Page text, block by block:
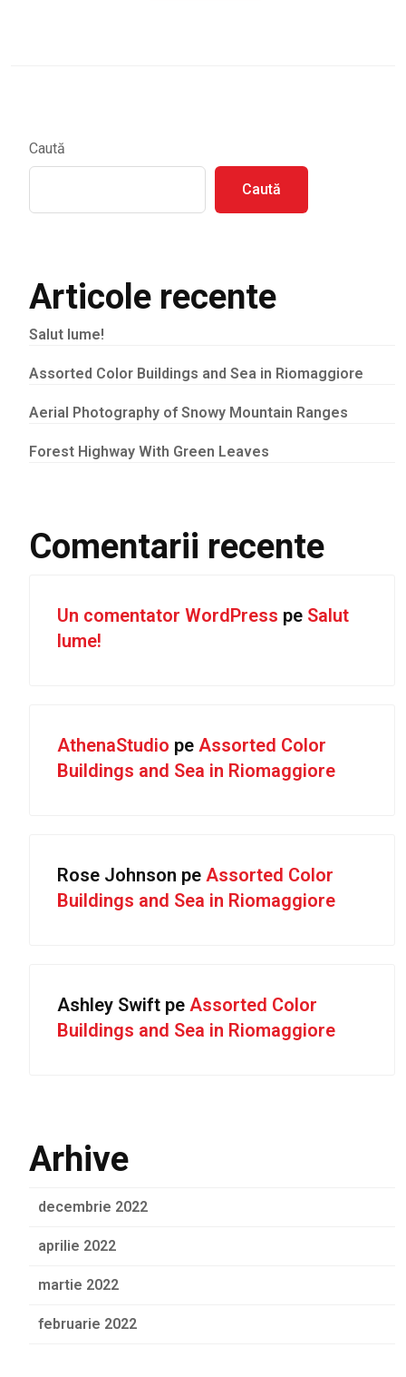
Caută
Caută
Articole recente
Salut lume!
Assorted Color Buildings and Sea in Riomaggiore
Aerial Photography of Snowy Mountain Ranges
Forest Highway With Green Leaves
Comentarii recente
Un comentator WordPress pe Salut
lume!
AthenaStudio pe Assorted Color
Buildings and Sea in Riomaggiore
Rose Johnson pe Assorted Color
Buildings and Sea in Riomaggiore
Ashley Swift pe Assorted Color
Buildings and Sea in Riomaggiore
Arhive
decembrie 2022
aprilie 2022
martie 2022
februarie 2022